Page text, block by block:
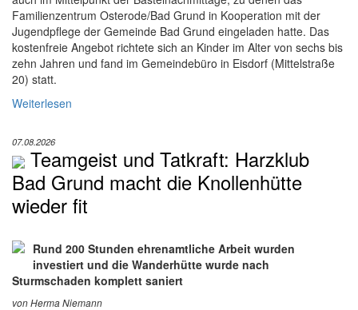
Familienzentrum Osterode/Bad Grund in Kooperation mit der
Jugendpflege der Gemeinde Bad Grund eingeladen hatte. Das
kostenfreie Angebot richtete sich an Kinder im Alter von sechs bis
zehn Jahren und fand im Gemeindebüro in Eisdorf (Mittelstraße
20) statt.
Weiterlesen
07.08.2026
Teamgeist und Tatkraft: Harzklub
Bad Grund macht die Knollenhütte
wieder fit
Rund 200 Stunden ehrenamtliche Arbeit wurden
investiert und die Wanderhütte wurde nach
Sturmschaden komplett saniert
von Herma Niemann